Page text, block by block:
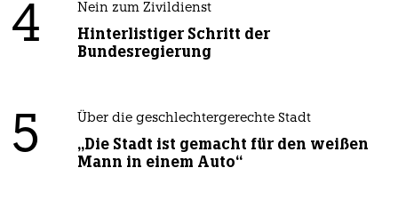
4 Nein zum Zivildienst
Hinterlistiger Schritt der
Bundesregierung
5 Über die geschlechtergerechte Stadt
„Die Stadt ist gemacht für den weißen
Mann in einem Auto“